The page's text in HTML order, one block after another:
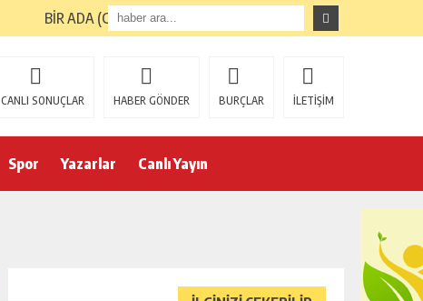
BİR ADA (GİRESUN ADASI) TURUNUN ARDINDAN
CANLI SONUÇLAR HABER GÖNDER BURÇLAR İLETİŞİM
Spor Yazarlar Canlı Yayın